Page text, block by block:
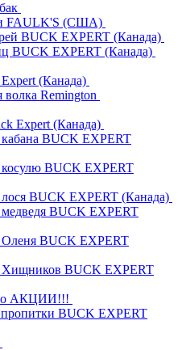
FAULK'S (США)
BUCK EXPERT (Канада)
BUCK EXPERT (Канада)
(Канада)
Remington
Expert (Канада)
BUCK EXPERT
BUCK EXPERT
BUCK EXPERT (Канада)
BUCK EXPERT
BUCK EXPERT
BUCK EXPERT
АКЦИИ!!!
BUCK EXPERT